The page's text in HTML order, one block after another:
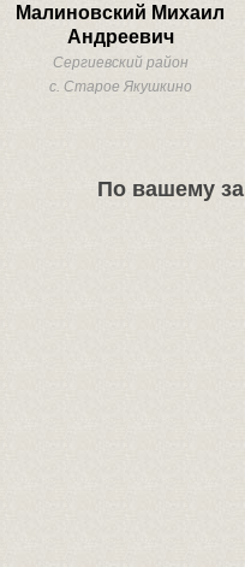
Малиновский Михаил
Андреевич
Сергиевский район
с. Старое Якушкино
По вашему